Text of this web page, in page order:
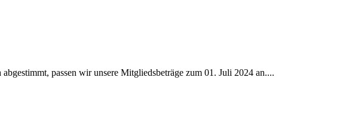
passen wir unsere Mitgliedsbeträge zum 01. Juli 2024 an....